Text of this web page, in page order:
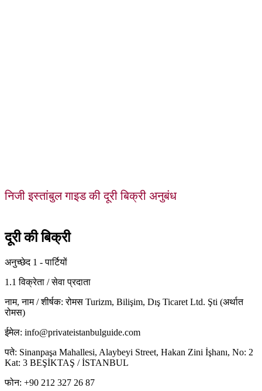
निजी इस्तांबुल गाइड की दूरी बिक्री अनुबंध
दूरी की बिक्री
अनुच्छेद 1 - पार्टियों
1.1 विक्रेता / सेवा प्रदाता
नाम, नाम / शीर्षक: रोमस Turizm, Bilişim, Dış Ticaret Ltd. Şti (अर्थात
रोमस)
ईमेल: info@privateistanbulguide.com
पते: Sinanpaşa Mahallesi, Alaybeyi Street, Hakan Zini İşhanı, No: 2
Kat: 3 BEŞİKTAŞ / İSTANBUL
फोन: +90 212 327 26 87